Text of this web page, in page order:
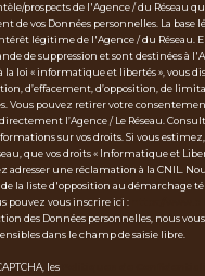
prospects de l'Agence / du Réseau
de vos Données personnelles. La base
légitime de l'Agence / du Réseau.
de suppression et sont destinées à
la loi « informatique et libertés », vous
d’effacement, d’opposition, de
Vous pouvez retirer votre
l’Agence / Le Réseau.
sur vos droits. Si vous
que vos droits « Informatique et
adresser une réclamation à la CNIL.
la liste d'opposition au démarchage
pouvez vous inscrire ici :
des Données personnelles, nous
dans le champ de saisie libre.
les